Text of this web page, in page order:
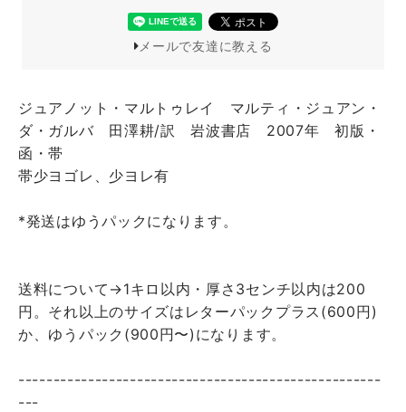
メールで友達に教える
ジュアノット・マルトゥレイ マルティ・ジュアン・
ダ・ガルバ 田澤耕/訳 岩波書店 2007年 初版・
函・帯
帯少ヨゴレ、少ヨレ有
*発送はゆうパックになります。
送料について→1キロ以内・厚さ3センチ以内は200
円。それ以上のサイズはレターパックプラス(600円)
か、ゆうパック(900円〜)になります。
----------------------------------------------------
---